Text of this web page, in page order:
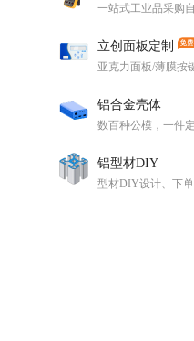
一站式工业品采购
立创面板定制
亚克力面板/薄膜按
铝合金壳体
数百种公模，一件
铝型材DIY
型材DIY设计、下